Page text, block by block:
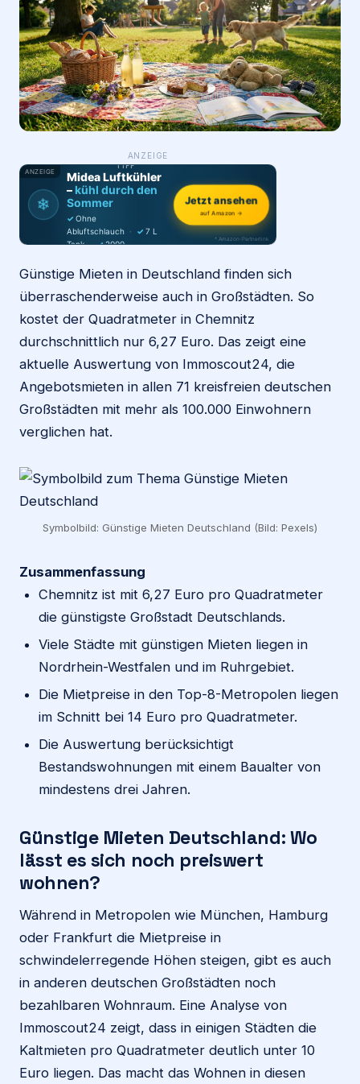
Login
Firma eintragen
ANZEIGE
ANZEIGE
❄
PRODUKT-
TIPP
Midea Luftkühler
–kühl durch den
Sommer
✓ Ohne
Abluftschlauch · ✓ 7 L
Tank · ✓2000
Jetzt ansehen
auf Amazon →
* Amazon-Partnerlink
Günstige Mieten in Deutschland finden sich
überraschenderweise auch in Großstädten. So
kostet der Quadratmeter in Chemnitz
durchschnittlich nur 6,27 Euro. Das zeigt eine
aktuelle Auswertung von Immoscout24, die
Angebotsmieten in allen 71 kreisfreien deutschen
Großstädten mit mehr als 100.000 Einwohnern
verglichen hat.
Symbolbild: Günstige Mieten Deutschland (Bild: Pexels)
Zusammenfassung
Chemnitz ist mit 6,27 Euro pro Quadratmeter
die günstigste Großstadt Deutschlands.
Viele Städte mit günstigen Mieten liegen in
Nordrhein-Westfalen und im Ruhrgebiet.
Die Mietpreise in den Top-8-Metropolen liegen
im Schnitt bei 14 Euro pro Quadratmeter.
Die Auswertung berücksichtigt
Bestandswohnungen mit einem Baualter von
mindestens drei Jahren.
Günstige Mieten Deutschland: Wo
lässt es sich noch preiswert
wohnen?
Während in Metropolen wie München, Hamburg
oder Frankfurt die Mietpreise in
schwindelerregende Höhen steigen, gibt es auch
in anderen deutschen Großstädten noch
bezahlbaren Wohnraum. Eine Analyse von
Immoscout24 zeigt, dass in einigen Städten die
Kaltmieten pro Quadratmeter deutlich unter 10
Euro liegen. Das macht das Wohnen in diesen